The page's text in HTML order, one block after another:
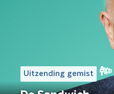
Uitzending gemist